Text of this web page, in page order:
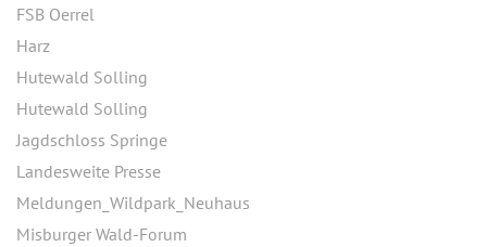
FSB Oerrel
Harz
Hutewald Solling
Hutewald Solling
Jagdschloss Springe
Landesweite Presse
Meldungen_Wildpark_Neuhaus
Misburger Wald-Forum